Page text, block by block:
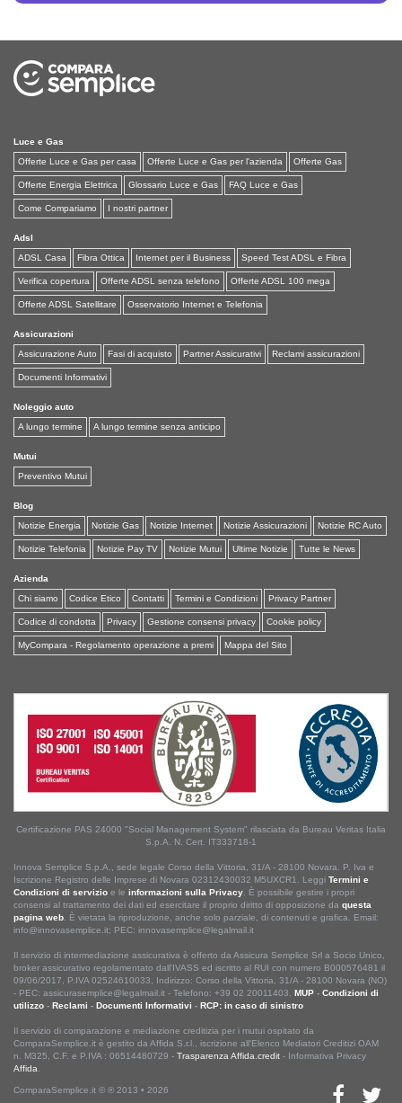
Luce e Gas
Offerte Luce e Gas per casa
Offerte Luce e Gas per l'azienda Offerte Gas
Offerte Energia Elettrica Glossario Luce e Gas FAQ Luce e Gas
Come Compariamo I nostri partner
Adsl
ADSL Casa
Fibra Ottica Internet per il Business Speed Test ADSL e Fibra
Verifica copertura Offerte ADSL senza telefono Offerte ADSL 100 mega
Offerte ADSL Satellitare Osservatorio Internet e Telefonia
Assicurazioni
Assicurazione Auto
Fasi di acquisto Partner Assicurativi Reclami assicurazioni
Documenti Informativi
Noleggio auto
A lungo termine
A lungo termine senza anticipo
Mutui
Preventivo Mutui
Blog
Notizie Energia
Notizie Gas Notizie Internet Notizie Assicurazioni Notizie RC Auto
Notizie Telefonia Notizie Pay TV Notizie Mutui Ultime Notizie Tutte le News
Azienda
Chi siamo
Codice Etico Contatti Termini e Condizioni Privacy Partner
Codice di condotta Privacy Gestione consensi privacy Cookie policy
MyCompara - Regolamento operazione a premi Mappa del Sito
Certificazione PAS 24000 "Social Management System" rilasciata da Bureau Veritas Italia
S.p.A. N. Cert. IT333718-1
Innova Semplice S.p.A., sede legale Corso della Vittoria, 31/A - 28100 Novara. P. Iva e
Iscrizione Registro delle Imprese di Novara 02312430032 M5UXCR1. Leggi Termini e
Condizioni di servizio e le informazioni sulla Privacy. È possibile gestire i propri
consensi al trattamento dei dati ed esercitare il proprio diritto di opposizione da questa
pagina web. È vietata la riproduzione, anche solo parziale, di contenuti e grafica. Email:
info@innovasemplice.it; PEC: innovasemplice@legalmail.it
Il servizio di intermediazione assicurativa è offerto da Assicura Semplice Srl a Socio Unico,
broker assicurativo regolamentato dall'IVASS ed iscritto al RUI con numero B000576481 il
09/06/2017, P.IVA 02524610033, Indirizzo: Corso della Vittoria, 31/A - 28100 Novara (NO)
- PEC: assicurasemplice@legalmail.it - Telefono: +39 02 20011403. MUP - Condizioni di
utilizzo - Reclami - Documenti Informativi - RCP: in caso di sinistro
Il servizio di comparazione e mediazione creditizia per i mutui ospitato da
ComparaSemplice.it è gestito da Affida S.r.l., iscrizione all'Elenco Mediatori Creditizi OAM
n. M325, C.F. e P.IVA : 06514480729 - Trasparenza Affida.credit - Informativa Privacy
Affida.
ComparaSemplice.it © ® 2013 • 2026